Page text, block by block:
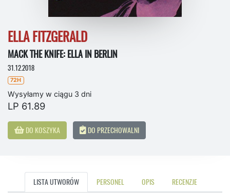
ELLA FITZGERALD
MACK THE KNIFE: ELLA IN BERLIN
31.12.2018
72H
Wysyłamy w ciągu 3 dni
LP 61.89
DO KOSZYKA DO PRZECHOWALNI
LISTA UTWORÓW PERSONEL OPIS RECENZJE